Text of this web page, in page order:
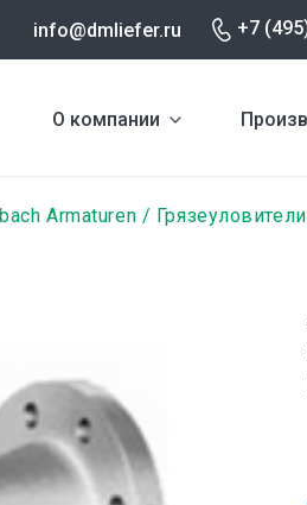
info@dmliefer.ru +7
О компании
Armaturen Грязеуловители